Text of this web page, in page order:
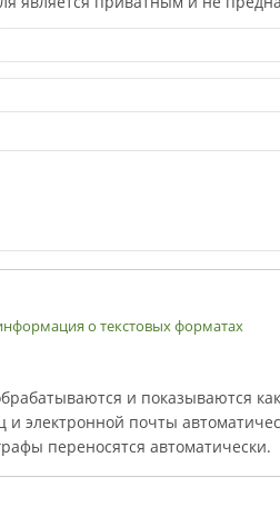
о текстовых форматах
и показываются
и электронной почты
переносятся автоматически.